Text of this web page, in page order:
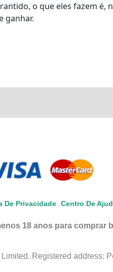
o que eles fazem é,
ganhar.
De Privacidade Centro De
18 anos para comprar
Registered address: